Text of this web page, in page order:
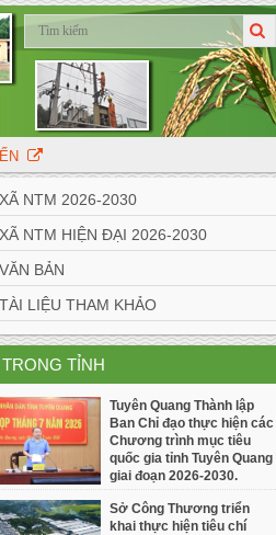
NTM 2026-2030
NTM HIỆN ĐẠI 2026-2030
BẢN
LIỆU THAM KHẢO
TỈNH
Tuyên Quang Thành lập
Ban Chỉ đạo thực hiện các
Chương trình mục tiêu
quốc gia tỉnh Tuyên Quang
giai đoạn 2026-2030.
Sở Công Thương triển
khai thực hiện tiêu chí